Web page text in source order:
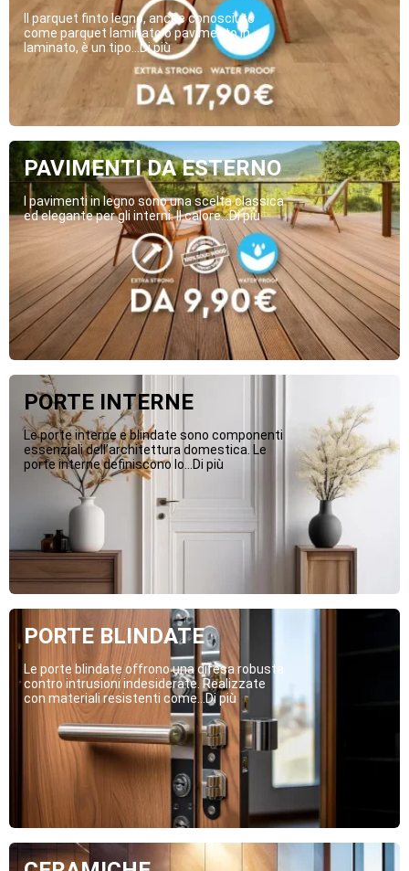
Il parquet finto legno, anche conosciuto
come parquet laminato o pavimento in
laminato, è un tipo...Di più
PAVIMENTI DA ESTERNO
I pavimenti in legno sono una scelta classica
ed elegante per gli interni. Il calore...Di più
PORTE INTERNE
Le porte interne e blindate sono componenti
essenziali dell’architettura domestica. Le
porte interne definiscono lo...Di più
PORTE BLINDATE
Le porte blindate offrono una difesa robusta
contro intrusioni indesiderate. Realizzate
con materiali resistenti come...Di più